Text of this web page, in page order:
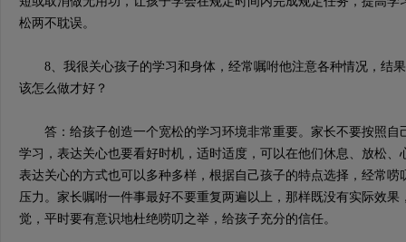
松两不耽误。
8、我很关心孩子的学习和身体，经常嘱咐他注意各种情况，结
该怎么做才好？
答：给孩子创造一个宽松的学习环境非常重要。家长不要按照自
学习，表达关心也要看好时机，适时适度，可以在他们休息、放松、
表达关心的方式也可以多种多样，根据自己孩子的特点选择，经常唠
压力。家长嘱咐一件事最好不要重复两遍以上，那样既没有实际效果
觉，平时要有意识地杜绝唠叨之举，给孩子充分的信任。